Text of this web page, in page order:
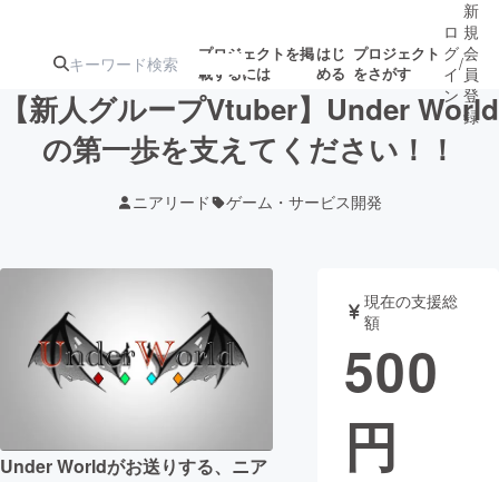
プロジェクトを掲
載するには
はじ
める
プロジェクト
をさがす
ターン
ジェクト
ロジェクト
音楽
テクノロジー・ガジェット ゲーム・サ
ロ
グ
イ
ン
/
新
規
会
員
登
録
【新人グループVtuber】Under World
の第一歩を支えてください！！
ニアリード ゲーム・サービス開発
Under Worldがお送りする、ニア
現在の支援総
額
500
円